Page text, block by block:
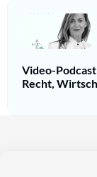
Video-
Recht,